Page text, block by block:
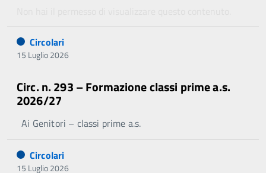
Circolari
15 Luglio 2026
Circ. n. 293 – Formazione classi prime a.s.
2026/27
Ai Genitori – classi prime a.s.
Circolari
15 Luglio 2026